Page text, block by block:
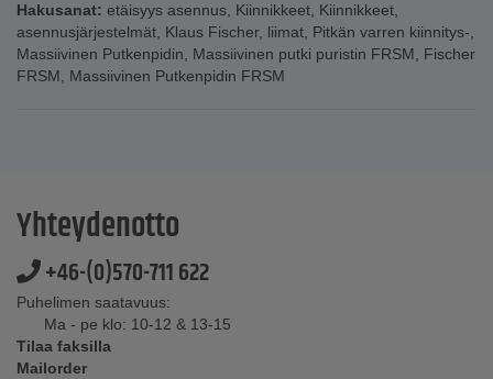
Hakusanat: etäisyys asennus, Kiinnikkeet, Kiinnikkeet,
asennusjärjestelmät, Klaus Fischer, liimat, Pitkän varren kiinnitys-,
Massiivinen Putkenpidin, Massiivinen putki puristin FRSM, Fischer
FRSM, Massiivinen Putkenpidin FRSM
Yhteydenotto
+46-(0)570-711 622
Puhelimen saatavuus:
Ma - pe klo: 10-12 & 13-15
Tilaa faksilla
Mailorder